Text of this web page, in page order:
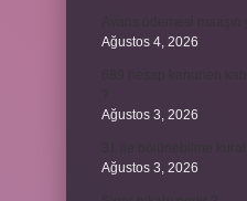
Ağustos 4, 2026
Ağustos 3, 2026
Ağustos 3, 2026